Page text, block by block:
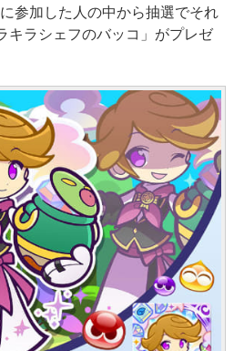
参加した人の中から抽選でそれ
キラシェフのバッコ」がプレゼ